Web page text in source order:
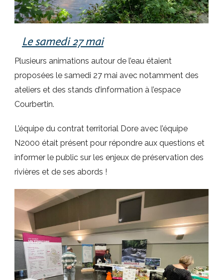
Le samedi 27 mai
Plusieurs animations autour de l’eau étaient
proposées le samedi 27 mai avec notamment des
ateliers et des stands d’information à l’espace
Courbertin.
L’équipe du contrat territorial Dore avec l’équipe
N2000 était présent pour répondre aux questions et
informer le public sur les enjeux de préservation des
rivières et de ses abords !